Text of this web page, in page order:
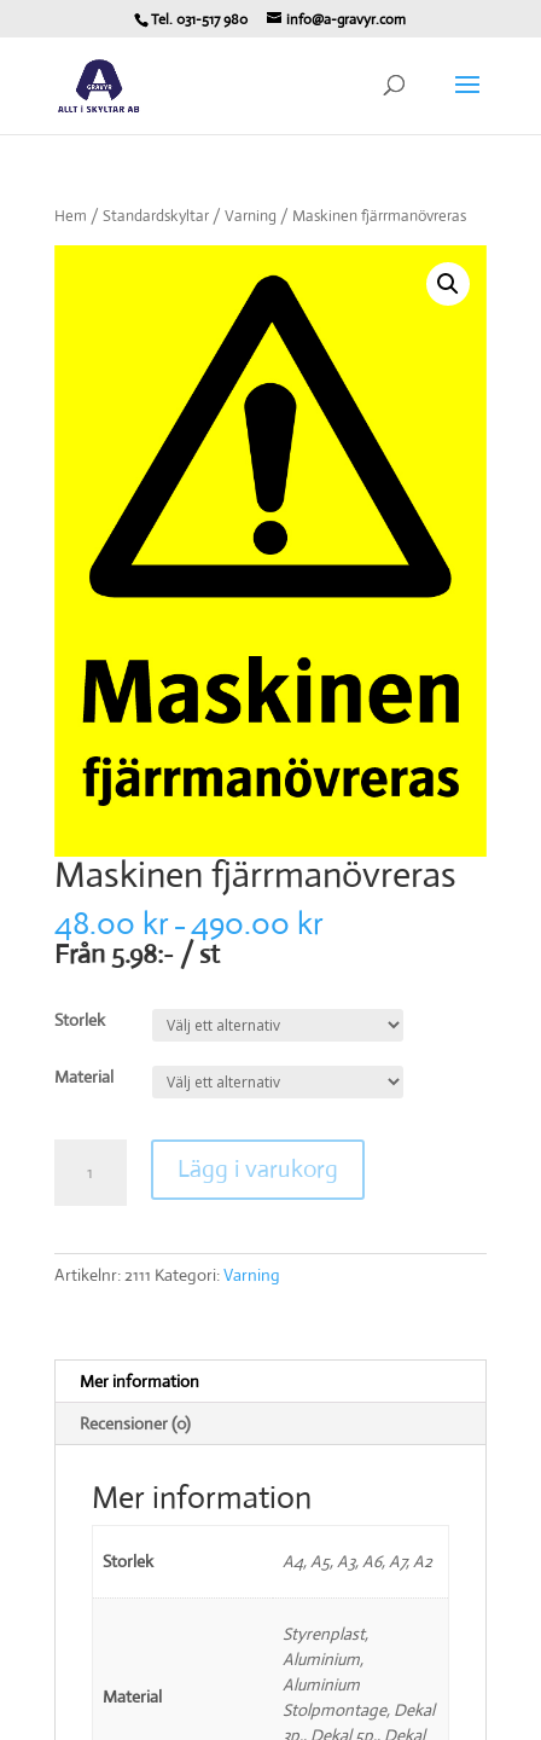
Tel. 031-517 980 info@a-gravyr.com
Hem / Standardskyltar/ Varning / Maskinen fjärrmanövreras
Maskinen fjärrmanövreras
48.00 kr– 490.00 kr
Från 5.98:- / st
Storlek
Material
fjärrmanövreras
Lägg i varukorg
Artikelnr:2111 Kategori:Varning
Mer information
Recensioner (0)
Mer information
Storlek A4, A5, A3, A6, A7, A2
Material
Styrenplast,
Aluminium,
Aluminium
Stolpmontage, Dekal
3p., Dekal 5p., Dekal